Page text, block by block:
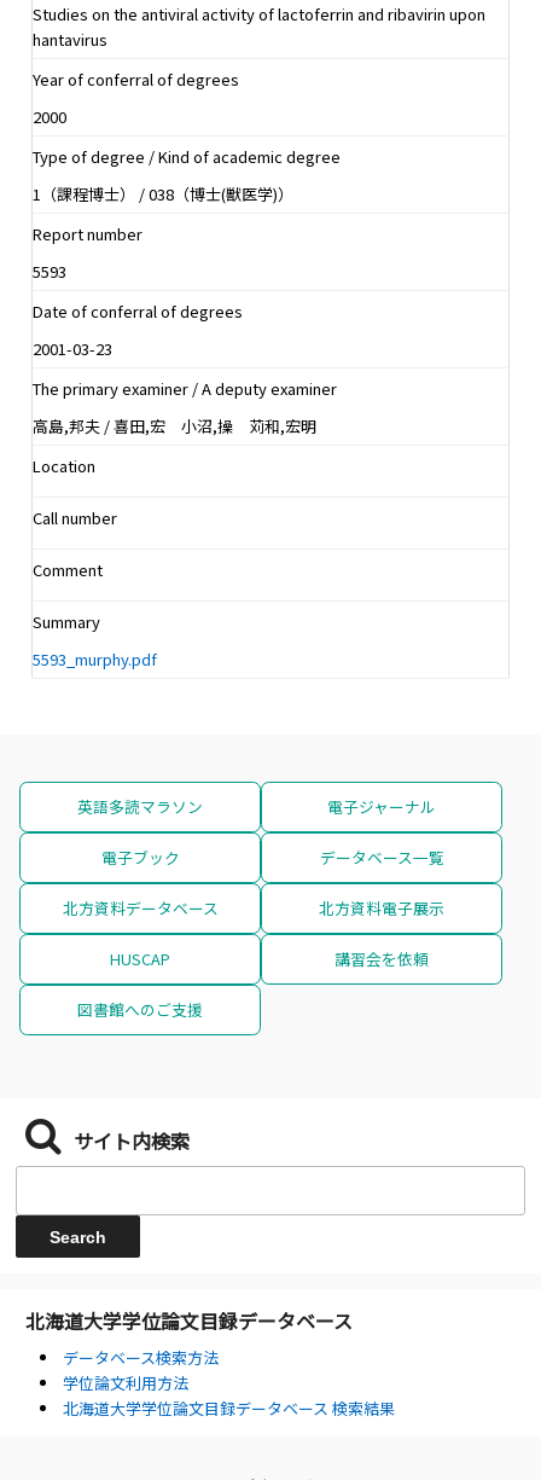
Studies on the antiviral activity of lactoferrin and ribavirin upon
hantavirus
Year of conferral of degrees
2000
Type of degree / Kind of academic degree
1（課程博士） / 038（博士(獣医学)）
Report number
5593
Date of conferral of degrees
2001-03-23
The primary examiner / A deputy examiner
高島,邦夫 / 喜田,宏 小沼,操 苅和,宏明
Location
Call number
Comment
Summary
5593_murphy.pdf
英語多読マラソン 電子ジャーナル
電子ブック データベース一覧
北方資料データベース 北方資料電子展示
HUSCAP 講習会を依頼
図書館へのご支援
サイト内検索
北海道大学学位論文目録データベース
データベース検索方法
学位論文利用方法
北海道大学学位論文目録データベース 検索結果